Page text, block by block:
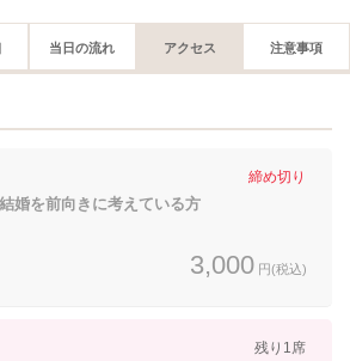
当日の流れ アクセス 注意事項
締め切り
を前向きに考えている方
3,000 円(税込)
残り1席